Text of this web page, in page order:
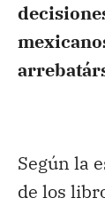
Según la
de los